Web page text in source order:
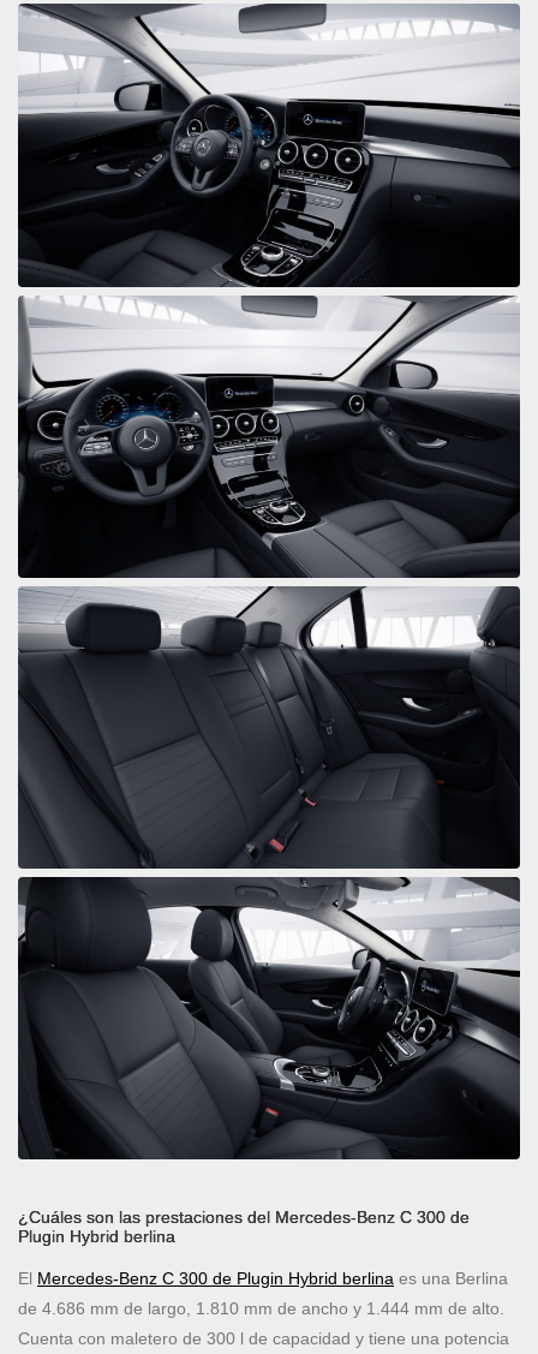
¿Cuáles son las prestaciones del Mercedes-Benz C 300 de
Plugin Hybrid berlina
El Mercedes-Benz C 300 de Plugin Hybrid berlina es una Berlina
de 4.686 mm de largo, 1.810 mm de ancho y 1.444 mm de alto.
Cuenta con maletero de 300 l de capacidad y tiene una potencia